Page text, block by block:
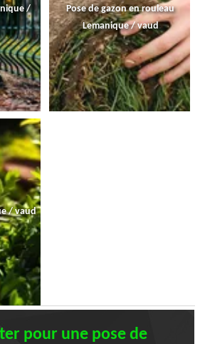
/
Pose de gazon en rouleau
Lemanique / vaud
/ vaud
pour une pose de